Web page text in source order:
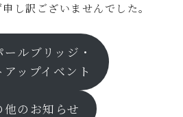
し訳ございませんでした。
ルブリッジ・
アップイベント
他のお知らせ